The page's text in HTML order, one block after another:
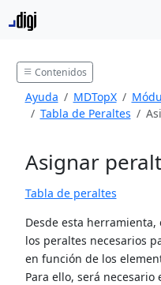
Contenidos
Ayuda MDTopX
Tabla de Peraltes
Asignar
Tabla de peraltes
Desde esta
los peraltes necesarios
en función de los
Para ello, será